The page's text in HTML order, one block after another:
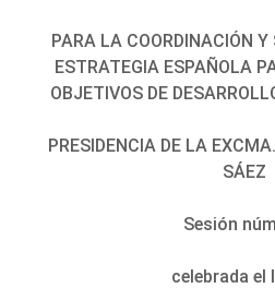
PARA LA COORDINACIÓN
ESTRATEGIA ESPAÑOLA
OBJETIVOS DE
PRESIDENCIA DE LA
SÁEZ
Sesión
celebrada el